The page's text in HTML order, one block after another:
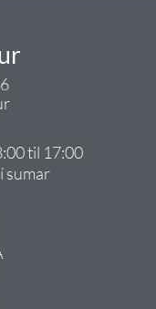
til 17:00
sumar